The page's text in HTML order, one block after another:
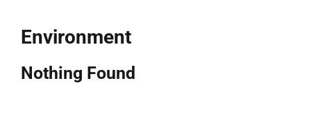
Environment
Nothing Found